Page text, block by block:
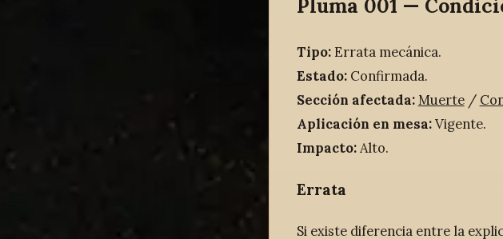
Pluma 001 —
Tipo:Errata mecánica.
Estado:Confirmada.
Sección afectada: Muerte/
Aplicación en mesa:Vigente.
Impacto:Alto.
Errata
Si existe diferencia entre la